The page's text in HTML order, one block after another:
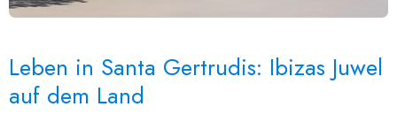
Leben in Santa Gertrudis: Ibizas Juwel
auf dem Land